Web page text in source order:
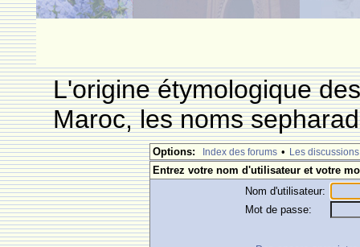
L'origine étymologique
Maroc, les noms
Options: Index des forums • Les discussions
Entrez votre nom d'utilisateur et votre
Nom d'utilisateur:
Mot de passe: